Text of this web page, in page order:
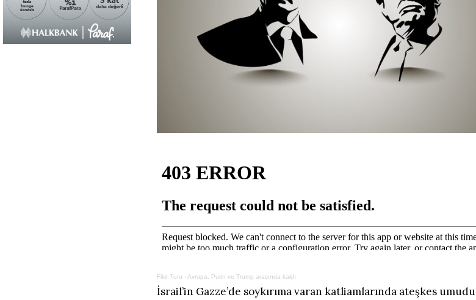
Fikir Turu · Avrupa, Putin ve Trump arasında kaldı
İsrail’in Gazze’de soykırıma varan katliamlarında ateşkes umudu